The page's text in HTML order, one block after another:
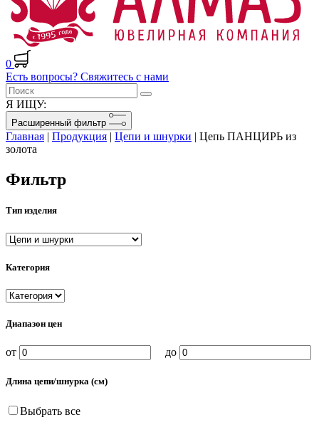
0
Есть вопросы? Свяжитесь с нами
Я ИЩУ:
Расширенный фильтр
Главная | Продукция | Цепи и шнурки | Цепь ПАНЦИРЬ из
золота
Фильтр
Тип изделия
Категория
Диапазон цен
от до
Длина цепи/шнурка (см)
Выбрать все